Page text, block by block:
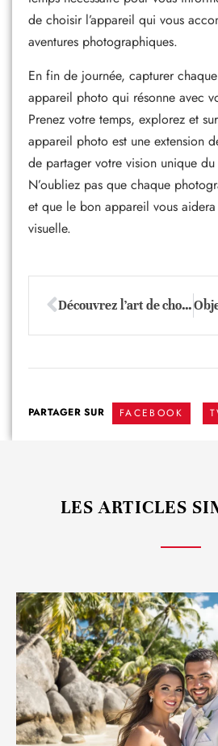
de choisir l’appareil qui vous
aventures photographiques.
En fin de journée, capturer
appareil photo qui résonne avec
Prenez votre temps, explorez et
appareil photo est une extension
de partager votre vision unique
N’oubliez pas que chaque
et que le bon appareil vous
visuelle.
Découvrez l’art de choisir votre réflex numérique idéal !
PARTAGER SUR FACEBOOK
LES ARTICLES